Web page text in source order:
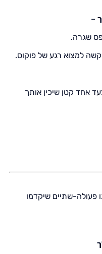
–
שגרה.
למצוא רגע של פוקוס.
אחד קטן שיכין אותך
פעולה-שתיים שיקדמו